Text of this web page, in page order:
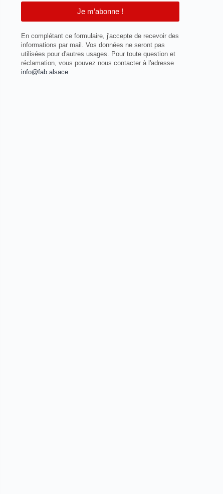
En complétant ce formulaire, j'accepte de recevoir des
informations par mail. Vos données ne seront pas
utilisées pour d'autres usages. Pour toute question et
réclamation, vous pouvez nous contacter à l'adresse
info@fab.alsace